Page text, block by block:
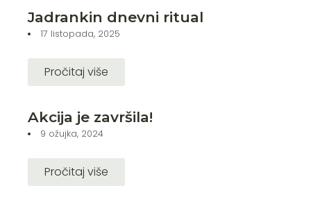
Jadrankin dnevni ritual
17 listopada, 2025
Pročitaj više
Akcija je završila!
9 ožujka, 2024
Pročitaj više